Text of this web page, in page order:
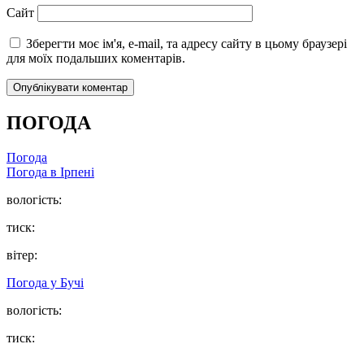
Сайт
Зберегти моє ім'я, e-mail, та адресу сайту в цьому браузері
для моїх подальших коментарів.
ПОГОДА
Погода
Погода в Ірпені
вологість:
тиск:
вітер:
Погода у Бучі
вологість:
тиск: